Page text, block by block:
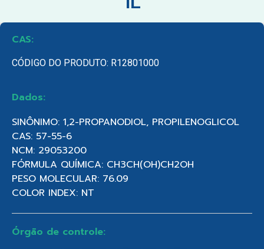
CAS:
CÓDIGO DO PRODUTO: R12801000
Dados:
SINÔNIMO: 1,2-PROPANODIOL, PROPILENOGLICOL
CAS: 57-55-6
NCM: 29053200
FÓRMULA QUÍMICA: CH3CH(OH)CH2OH
PESO MOLECULAR: 76.09
COLOR INDEX: NT
Órgão de controle: